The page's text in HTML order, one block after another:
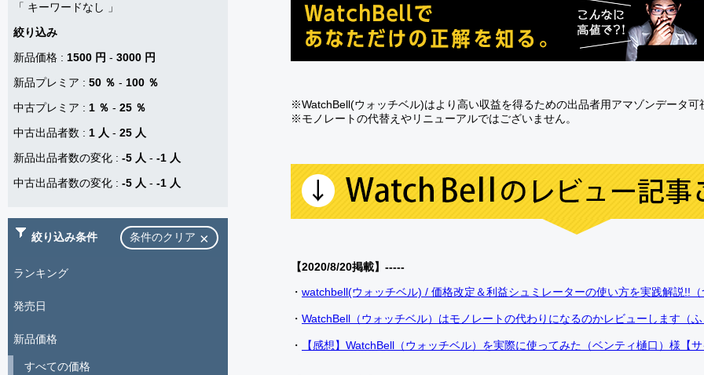
※WatchBell(ウォッチベル)はより高い収益を得るための出品者用アマゾンデータ可
※モノレートの代替えやリニューアルではございません。
【2020/8/20掲載】-----
・ watchbell(ウォッチベル) / 価格改定＆利益シュミレーターの使い方を実践解説!!
・ WatchBell（ウォッチベル）はモノレートの代わりになるのかレビューします（
・ 【感想】WatchBell（ウォッチベル）を実際に使ってみた（ベンティ樋口）様【
「 キーワードなし
」
絞り込み
新品価格 : 1500 円 - 3000 円
新品プレミア : 50 ％ - 100 ％
中古プレミア : 1 ％ - 25 ％
中古出品者数 : 1 人 - 25 人
新品出品者数の変化 : -5 人 - -1 人
中古出品者数の変化 : -5 人 - -1 人
絞り込み条件 条件のクリア
ランキング
発売日
新品価格
すべての価格